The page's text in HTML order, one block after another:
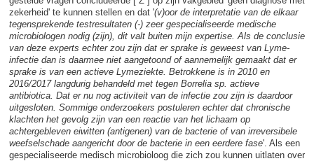
zekerheid' te kunnen stellen en dat '(v)oor de interpretatie van de elkaar
tegensprekende testresultaten (-) zeer gespecialiseerde medische
microbiologen nodig (zijn), dit valt buiten mijn expertise. Als de conclusie
van deze experts echter zou zijn dat er sprake is geweest van Lyme-
infectie dan is daarmee niet aangetoond of aannemelijk gemaakt dat er
sprake is van een actieve Lymeziekte. Betrokkene is in 2010 en
2016/2017 langdurig behandeld met tegen Borrelia sp. actieve
antibiotica. Dat er nu nog activiteit van de infectie zou zijn is daardoor
uitgesloten. Sommige onderzoekers postuleren echter dat chronische
klachten het gevolg zijn van een reactie van het lichaam op
achtergebleven eiwitten (antigenen) van de bacterie of van irreversibele
weefselschade aangericht door de bacterie in een eerdere fase'. Als een
gespecialiseerde medisch microbioloog die zich zou kunnen uitlaten over